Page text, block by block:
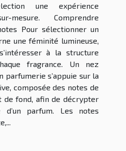
une expérience
mesure. Comprendre
Pour sélectionner un
une féminité lumineuse,
à la structure
fragrance. Un nez
parfumerie s’appuie sur la
composée des notes de
fond, afin de décrypter
d’un parfum. Les notes